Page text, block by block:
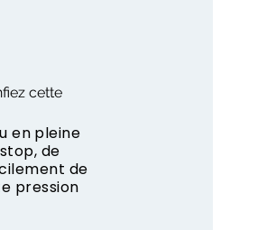
cette
en pleine
de
de
pression